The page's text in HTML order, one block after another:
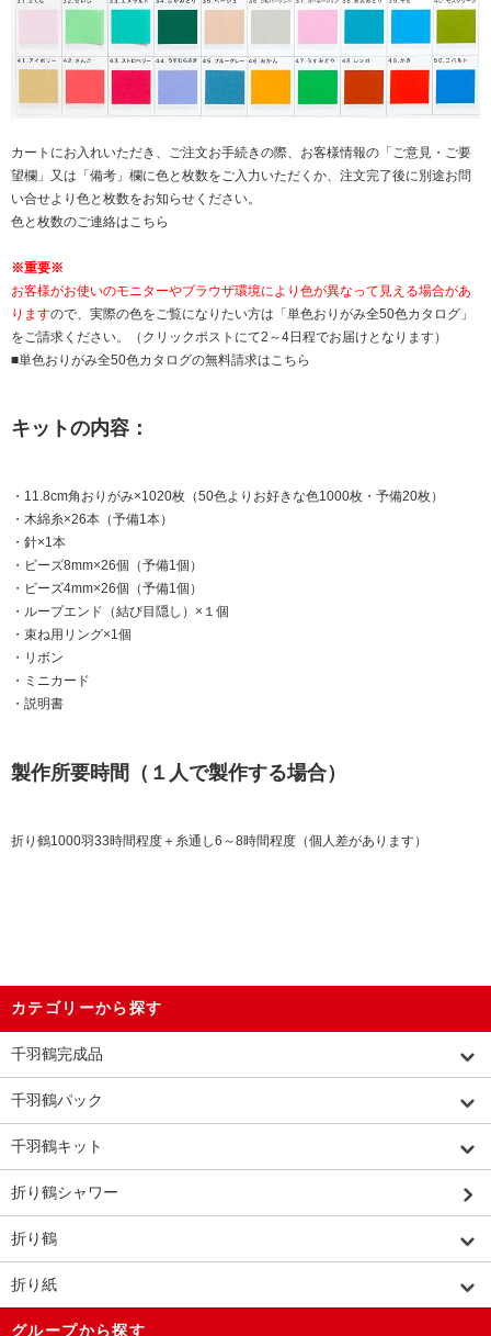
カートにお入れいただき、ご注文お手続きの際、お客様情報の「ご意見・ご要
望欄」又は「備考」欄に色と枚数をご入力いただくか、注文完了後に別途お問
い合せより色と枚数をお知らせください。
色と枚数のご連絡はこちら
※重要※
お客様がお使いのモニターやブラウザ環境により色が異なって見える場合があ
りますので、実際の色をご覧になりたい方は「単色おりがみ全50色カタログ」
をご請求ください。（クリックポストにて2～4日程でお届けとなります）
■単色おりがみ全50色カタログの無料請求はこちら
キットの内容：
・11.8cm角おりがみ×1020枚（50色よりお好きな色1000枚・予備20枚）
・木綿糸×26本（予備1本）
・針×1本
・ビーズ8mm×26個（予備1個）
・ビーズ4mm×26個（予備1個）
・ループエンド（結び目隠し）×１個
・束ね用リング×1個
・リボン
・ミニカード
・説明書
製作所要時間（１人で製作する場合）
折り鶴1000羽33時間程度＋糸通し6～8時間程度（個人差があります）
カテゴリーから探す
千羽鶴完成品
千羽鶴パック
千羽鶴キット
折り鶴シャワー
折り鶴
折り紙
グループから探す